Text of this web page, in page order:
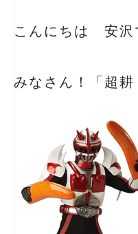
こんにちは 安沢
みなさん！「超